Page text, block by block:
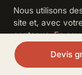
(micro/petite).
dernière
justificatifs de
la TVA, car ce
Devis
Nous utilisons
site et, avec
contenus.En
Refuser